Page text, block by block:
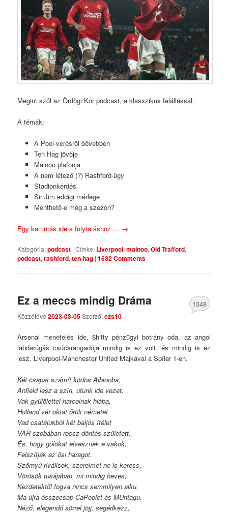
Megint szól az Ördögi Kör podcast, a klasszikus felállással.
A témák:
A Pool-verésről bővebben
Ten Hag jövője
Mainoo plafonja
A nem létező (?) Rashford-ügy
Stadionkérdés
Sir Jim eddigi mérlege
Menthető-e még a szezon?
Egy kattintás ide a folytatáshoz…. →
Kategória:podcast |Címke: Liverpool,mainoo,Old Trafford,
podcast,rashford,ten hag |1632 Comments
Ez a meccs mindig Dráma
Közzétéve2023-03-05Szerző:ezs10
1348
Arsenal menetelés ide, $hitty pénzügyi botrány oda, az angol
labdarúgás csúcsrangadója mindig is ez volt, és mindig is ez
lesz. Liverpool-Manchester United Majkával a Spíler 1-en.
Két csapat számít ködös Albionba,
Anfield lesz a szín, utunk ide vezet.
Vak gyűlölettel harcolnak hiába,
Holland vér oktat őrült németet
Vad csatájukból két baljós ítélet
VAR szobában rossz döntés született,
És, hogy gólokat elvesznek e vakok,
Felszítják az ősi haragot.
Szörnyű riválisok, szerelmet ne is keress,
Vörösök tusájában, mi mindig heves,
Kezdetektől fogva nincs semmilyen alku,
Ma újra összecsap CaPoolet és MUntagu.
Néző, elegendő sörrel jöjj, segédkezz,